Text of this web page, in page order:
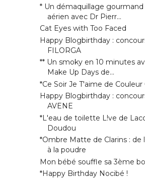
* Un démaquillage
aérien avec Dr Pierr...
Cat Eyes with Too Faced
Happy Blogbirthday :
FILORGA
** Un smoky en 10 minutes
Make Up Days de...
*Ce Soir Je T'aime de Couleur
Happy Blogbirthday :
AVENE
*L'eau de toilette L!ve de
Doudou
*Ombre Matte de Clarins : de
à la poudre
Mon bébé souffle sa 3ème
*Happy Birthday Nocibé !